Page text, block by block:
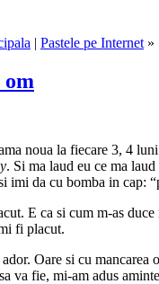
| Pastele pe Internet »
om
noua la fiecare 3, 4
. Si ma laud eu ce ma
imi da cu bomba in cap:
E ca si cum m-as
fi placut.
ador. Oare si cu
va fie, mi-am adus